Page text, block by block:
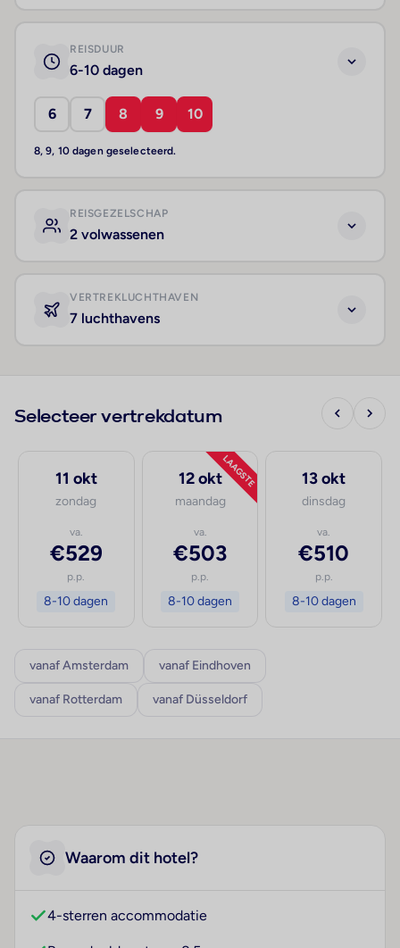
REISDUUR
6-10 dagen
6 7 8 9 10
8, 9, 10 dagen geselecteerd.
REISGEZELSCHAP
2 volwassenen
VERTREKLUCHTHAVEN
7 luchthavens
Selecteer vertrekdatum
11 okt
zondag
va.
€529
p.p.
8-10 dagen
LAAGSTE
12 okt
maandag
va.
€503
p.p.
8-10 dagen
13 okt
dinsdag
va.
€510
p.p.
8-10 dagen
vanaf Amsterdam vanaf Eindhoven
vanaf Rotterdam vanaf Düsseldorf
Waarom dit hotel?
4-sterren accommodatie